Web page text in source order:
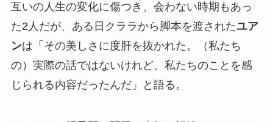
互いの人生の変化に傷つき、会わない時期もあっ
た2人だが、ある日クララから脚本を渡されたユア
ンは「その美しさに度肝を抜かれた。（私たち
の）実際の話ではないけれど、私たちのことを感
じられる内容だったんだ」と語る。